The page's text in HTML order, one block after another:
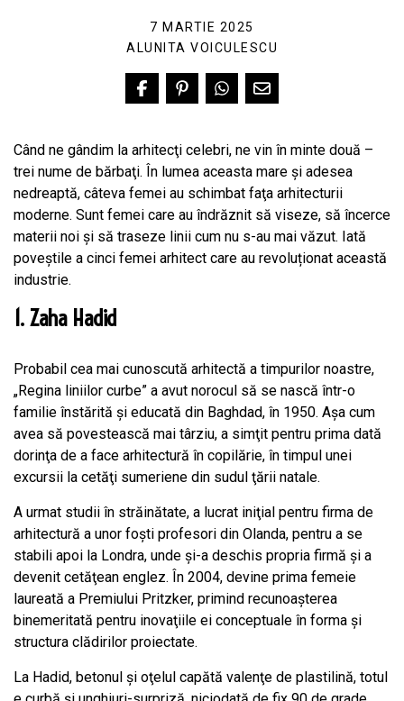
7 MARTIE 2025
ALUNITA VOICULESCU
Când ne gândim la arhitecţi celebri, ne vin în minte două –
trei nume de bărbaţi. În lumea aceasta mare şi adesea
nedreaptă, câteva femei au schimbat faţa arhitecturii
moderne. Sunt femei care au îndrăznit să viseze, să încerce
materii noi şi să traseze linii cum nu s-au mai văzut. Iată
poveştile a cinci femei arhitect care au revoluționat această
industrie.
1. Zaha Hadid
Probabil cea mai cunoscută arhitectă a timpurilor noastre,
„Regina liniilor curbe” a avut norocul să se nască într-o
familie înstărită şi educată din Baghdad, în 1950. Așa cum
avea să povestească mai târziu, a simţit pentru prima dată
dorinţa de a face arhitectură în copilărie, în timpul unei
excursii la cetăţi sumeriene din sudul ţării natale.
A urmat studii în străinătate, a lucrat iniţial pentru firma de
arhitectură a unor foşti profesori din Olanda, pentru a se
stabili apoi la Londra, unde şi-a deschis propria firmă şi a
devenit cetăţean englez. În 2004, devine prima femeie
laureată a Premiului Pritzker, primind recunoaşterea
binemeritată pentru inovaţiile ei conceptuale în forma şi
structura clădirilor proiectate.
La Hadid, betonul şi oţelul capătă valenţe de plastilină, totul